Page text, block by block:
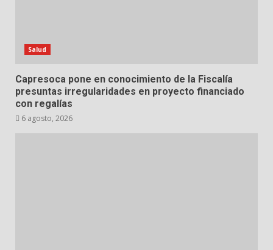
Salud
Capresoca pone en conocimiento de la Fiscalía
presuntas irregularidades en proyecto financiado
con regalías
6 agosto, 2026